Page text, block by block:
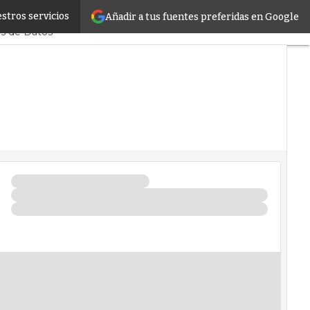
Añadir a tus fuentes preferidas en Google
serviciosTendencias TI
de Datos